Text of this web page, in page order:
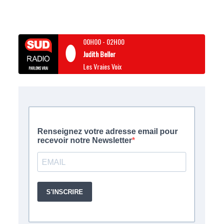
00H00- 02H00
Judith Beller
Les Vraies Voix